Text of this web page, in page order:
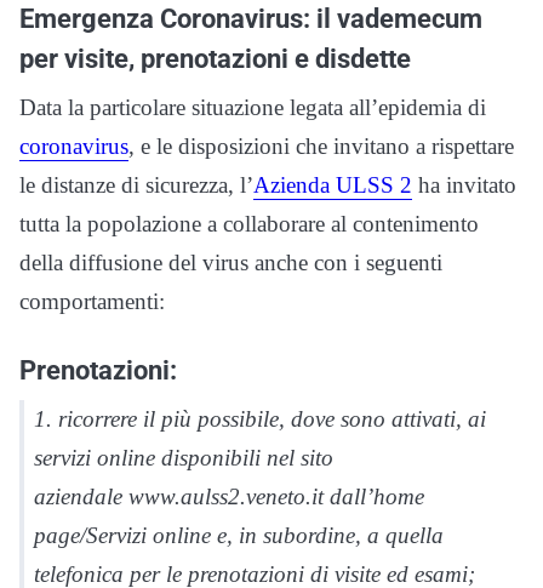
Emergenza Coronavirus: il vademecum
per visite, prenotazioni e disdette
Data la particolare situazione legata all’epidemia di
coronavirus, e le disposizioni che invitano a rispettare
le distanze di sicurezza, l’Azienda ULSS 2 ha invitato
tutta la popolazione a collaborare al contenimento
della diffusione del virus anche con i seguenti
comportamenti:
Prenotazioni:
1. ricorrere il più possibile, dove sono attivati, ai
servizi online disponibili nel sito
aziendale www.aulss2.veneto.it dall’home
page/Servizi online e, in subordine, a quella
telefonica per le prenotazioni di visite ed esami;